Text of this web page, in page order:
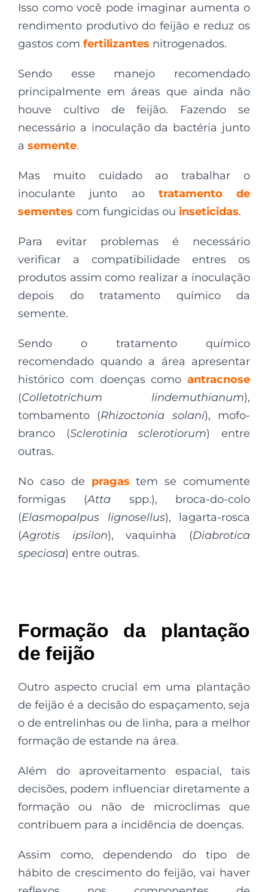
Isso como você pode imaginar aumenta o
rendimento produtivo do feijão e reduz os
gastos com fertilizantes nitrogenados.
Sendo esse manejo recomendado
principalmente em áreas que ainda não
houve cultivo de feijão. Fazendo se
necessário a inoculação da bactéria junto
a semente.
Mas muito cuidado ao trabalhar o
inoculante junto ao tratamento de
sementes com fungicidas ou inseticidas.
Para evitar problemas é necessário
verificar a compatibilidade entres os
produtos assim como realizar a inoculação
depois do tratamento químico da
semente.
Sendo o tratamento químico
recomendado quando a área apresentar
histórico com doenças como antracnose
(Colletotrichum lindemuthianum),
tombamento (Rhizoctonia solani), mofo-
branco (Sclerotinia sclerotiorum) entre
outras.
No caso de pragas tem se comumente
formigas (Atta spp.), broca-do-colo
(Elasmopalpus lignosellus), lagarta-rosca
(Agrotis ipsilon), vaquinha (Diabrotica
speciosa) entre outras.
Formação da plantação
de feijão
Outro aspecto crucial em uma plantação
de feijão é a decisão do espaçamento, seja
o de entrelinhas ou de linha, para a melhor
formação de estande na área.
Além do aproveitamento espacial, tais
decisões, podem influenciar diretamente a
formação ou não de microclimas que
contribuem para a incidência de doenças.
Assim como, dependendo do tipo de
hábito de crescimento do feijão, vai haver